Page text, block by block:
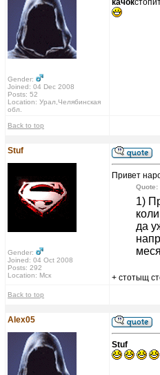
Gender:
Joined: 04 Dec 2008
Posts: 52
Location: Урал,Челябинская
обл.
качок
Back to top
Stuf
Gender:
Joined: 04 Oct 2008
Posts: 292
Location: Мск
Привет
Quote:
1)
да
+ стотыщ
Back to top
Alex05
Stuf